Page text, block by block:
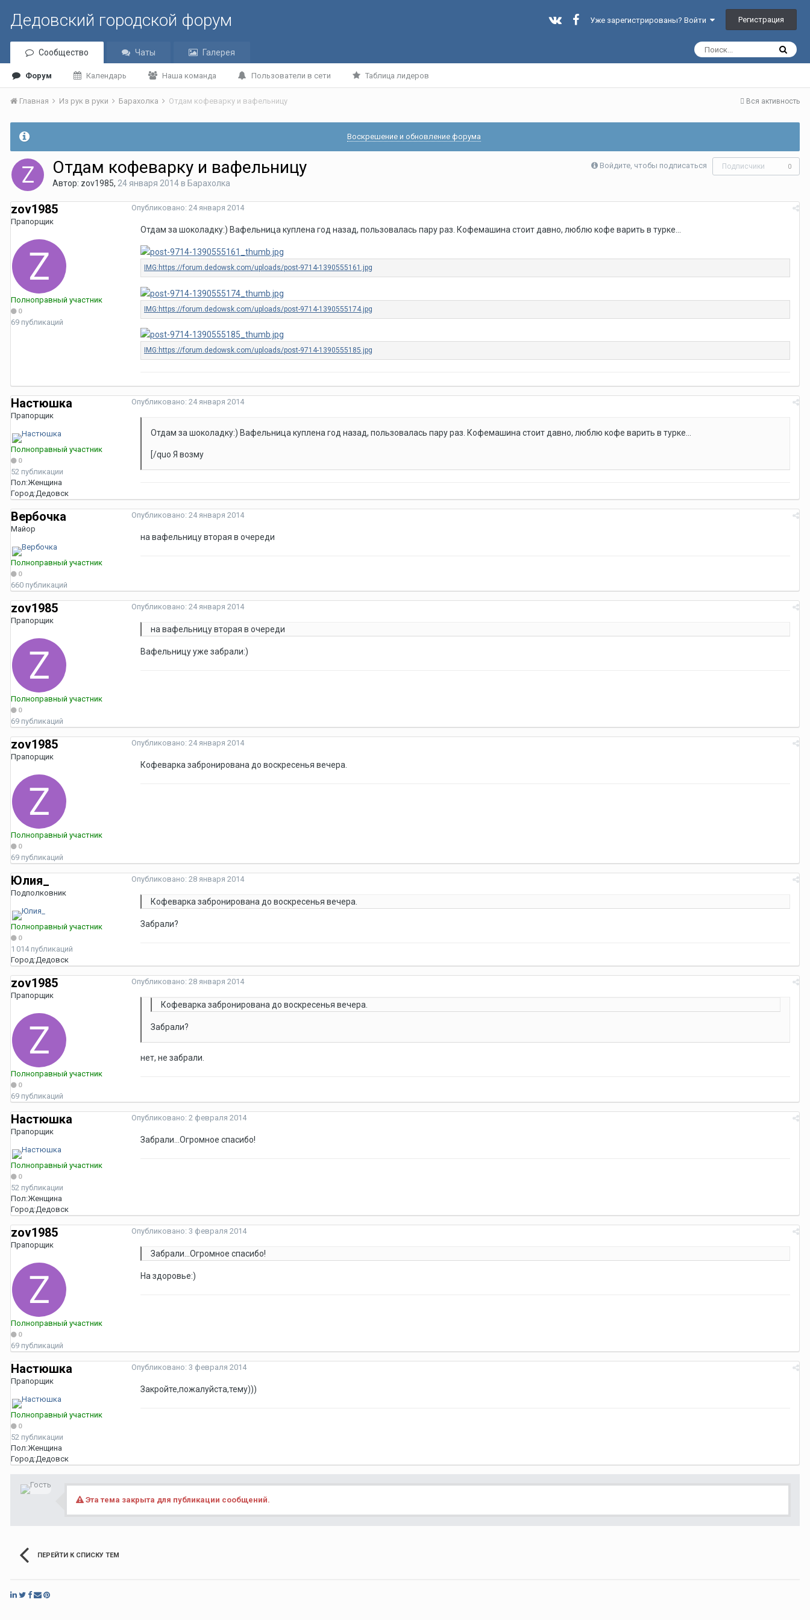
Дедовский городской форум Уже зарегистрированы? Войти Регистрация
Сообщество
Форум Календарь Наша команда Пользователи в сети Таблица лидеров
Чаты Галерея
Вся активность
Главная Из рук в руки Барахолка Отдам кофеварку и вафельницу
Воскрешение и обновление форума
Войдите, чтобы подписаться Подписчики 0
Отдам кофеварку и вафельницу
Автор: zov1985, 24 января 2014в Барахолка
zov1985
Прапорщик
Полноправный участник
0
69 публикаций
Опубликовано: 24 января 2014
Отдам за шоколадку:) Вафельница куплена год назад, пользовалась пару раз. Кофемашина стоит давно, люблю кофе варить в турке...
Настюшка
Прапорщик
Полноправный участник
0
52 публикации
Пол:Женщина
Город:Дедовск
Опубликовано: 24 января 2014
Отдам за шоколадку:) Вафельница куплена год назад, пользовалась пару раз. Кофемашина стоит давно, люблю кофе варить в турке...
[/quo Я возму
Вербочка
Майор
Полноправный участник
0
660 публикаций
Опубликовано: 24 января 2014
на вафельницу вторая в очереди
zov1985
Прапорщик
Полноправный участник
0
69 публикаций
Опубликовано: 24 января 2014
на вафельницу вторая в очереди
Вафельницу уже забрали:)
zov1985
Прапорщик
Полноправный участник
0
69 публикаций
Опубликовано: 24 января 2014
Кофеварка забронирована до воскресенья вечера.
Юлия_
Подполковник
Полноправный участник
0
1 014 публикаций
Город:Дедовск
Опубликовано: 28 января 2014
Кофеварка забронирована до воскресенья вечера.
Забрали?
zov1985
Прапорщик
Полноправный участник
0
69 публикаций
Опубликовано: 28 января 2014
Кофеварка забронирована до воскресенья вечера.
Забрали?
нет, не забрали.
Настюшка
Прапорщик
Полноправный участник
0
52 публикации
Пол:Женщина
Город:Дедовск
Опубликовано: 2 февраля 2014
Забрали...Огромное спасибо!
zov1985
Прапорщик
Полноправный участник
0
69 публикаций
Опубликовано: 3 февраля 2014
Забрали...Огромное спасибо!
На здоровье:)
Настюшка
Прапорщик
Полноправный участник
0
52 публикации
Пол:Женщина
Город:Дедовск
Опубликовано: 3 февраля 2014
Закройте,пожалуйста,тему)))
Эта тема закрыта для публикации сообщений.
ПЕРЕЙТИ К СПИСКУ ТЕМ